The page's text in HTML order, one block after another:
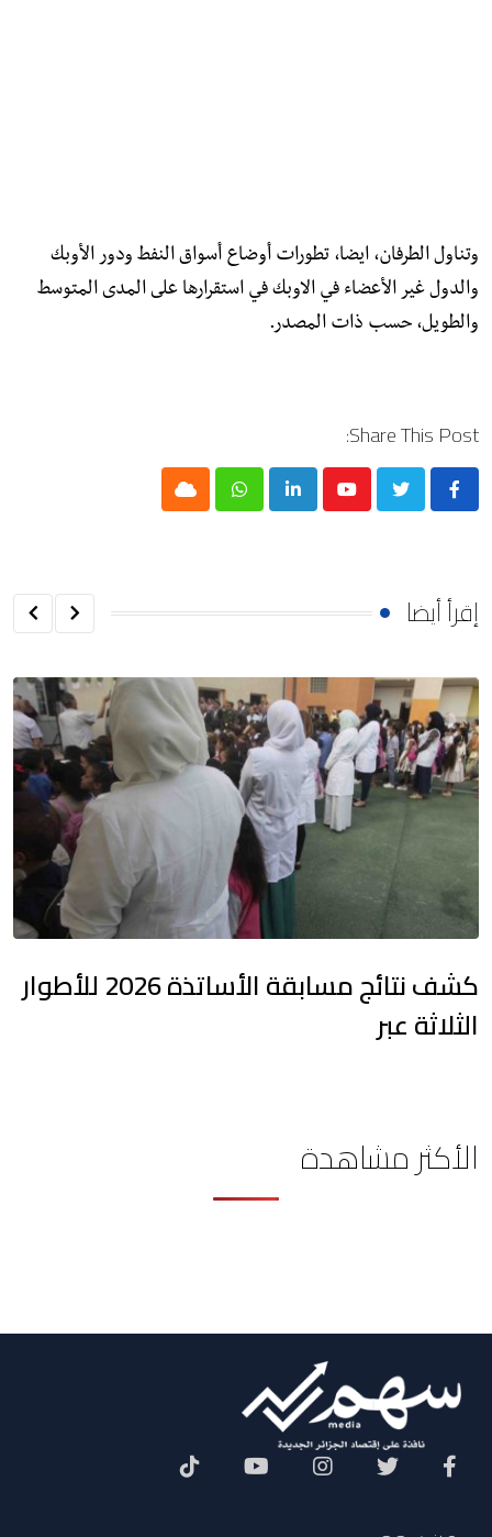
وتناول الطرفان، ايضا، تطورات أوضاع أسواق النفط ودور الأوبك
والدول غير الأعضاء في الاوبك في استقرارها على المدى المتوسط
والطويل، حسب ذات المصدر.
Share This Post:
Youtube
LinkedIn
Whatsapp
Cloud
إقرأ أيضا
كشف نتائج مسابقة الأساتذة 2026 للأطوار
الثلاثة عبر
الأكثر مشاهدة